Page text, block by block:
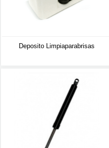
Deposito Limpiaparabrisas